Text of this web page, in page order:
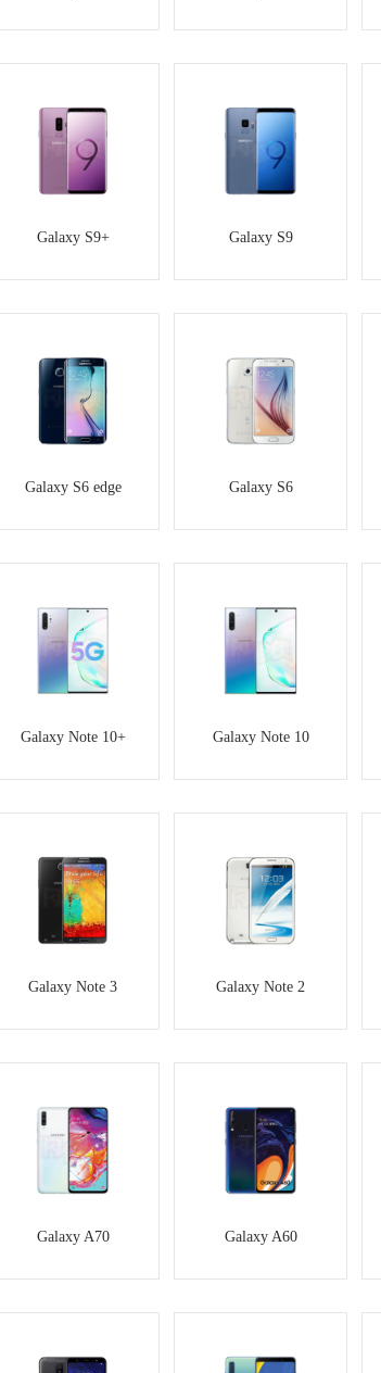
Galaxy S9+ Galaxy S9
Galaxy S6 edge Galaxy S6
Galaxy Note 10+ Galaxy Note 10
Galaxy Note 3 Galaxy Note 2
Galaxy A70 Galaxy A60